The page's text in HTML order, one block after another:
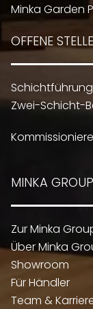
Minka Garden
OFFENE
Zwei-Schicht-
MINKA GROUP
Zur Minka
Über Minka
Showroom
Für Händler
Team &